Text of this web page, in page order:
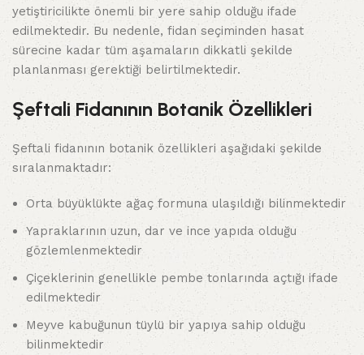
yetiştiricilikte önemli bir yere sahip olduğu ifade
edilmektedir. Bu nedenle, fidan seçiminden hasat
sürecine kadar tüm aşamaların dikkatli şekilde
planlanması gerektiği belirtilmektedir.
Şeftali Fidanının Botanik Özellikleri
Şeftali fidanının botanik özellikleri aşağıdaki şekilde
sıralanmaktadır:
Orta büyüklükte ağaç formuna ulaşıldığı bilinmektedir
Yapraklarının uzun, dar ve ince yapıda olduğu
gözlemlenmektedir
Çiçeklerinin genellikle pembe tonlarında açtığı ifade
edilmektedir
Meyve kabuğunun tüylü bir yapıya sahip olduğu
bilinmektedir